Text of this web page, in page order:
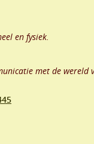
en fysiek.
met de wereld